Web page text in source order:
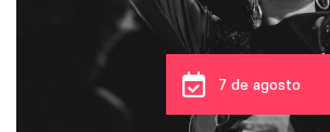
7 de agosto